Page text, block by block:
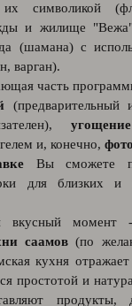
символикой
и жилище
(шамана) с
варган).
часть
(предварительный
угощение
и, конечно, фото
Вы сможете
для близких
вкусный момент
саамов (по
кухня
простотой и
продукты,